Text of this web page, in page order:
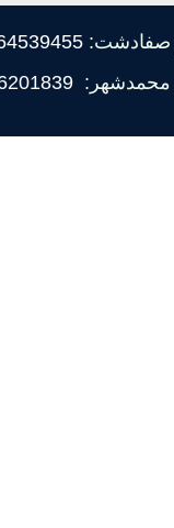
صفادشت: